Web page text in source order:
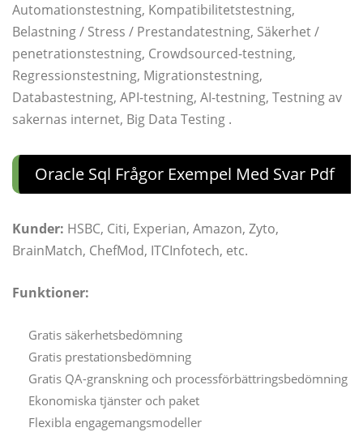
Automationstestning, Kompatibilitetstestning,
Belastning / Stress / Prestandatestning, Säkerhet /
penetrationstestning, Crowdsourced-testning,
Regressionstestning, Migrationstestning,
Databastestning, API-testning, AI-testning, Testning av
sakernas internet, Big Data Testing .
Oracle Sql Frågor Exempel Med Svar Pdf
Kunder: HSBC, Citi, Experian, Amazon, Zyto,
BrainMatch, ChefMod, ITCInfotech, etc.
Funktioner:
Gratis säkerhetsbedömning
Gratis prestationsbedömning
Gratis QA-granskning och processförbättringsbedömning
Ekonomiska tjänster och paket
Flexibla engagemangsmodeller